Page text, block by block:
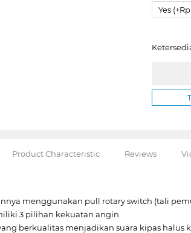
Yes
Product Characteristic Reviews
menggunakan pull rotary switch (tali
3 pilihan kekuatan angin.
berkualitas menjadikan suara kipas halus